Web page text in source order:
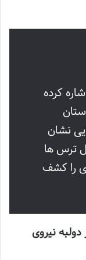
کرده
نشان
ترس ها
را کشف
نیروی